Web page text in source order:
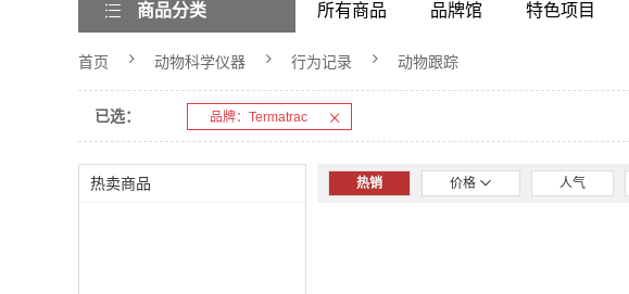
所有商品 品牌馆 特色项目
商品分类
首页 动物科学仪器 行为记录 动物跟踪
已选： 品牌：Termatrac
热卖商品 热销 价格 人气